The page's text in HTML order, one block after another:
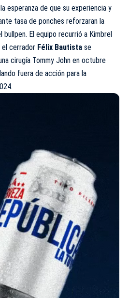
esperanza de que su experiencia y
tasa de ponches reforzaran la
bullpen. El equipo recurrió a Kimbrel
el cerrador Félix Bautista se
cirugía Tommy John en octubre
fuera de acción para la